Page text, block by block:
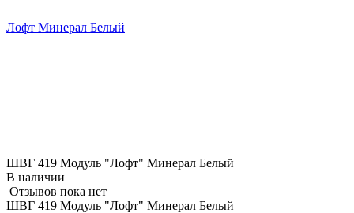
Лофт Минерал Белый
ШВГ 419 Модуль "Лофт" Минерал Белый
В наличии
Отзывов пока нет
ШВГ 419 Модуль "Лофт" Минерал Белый